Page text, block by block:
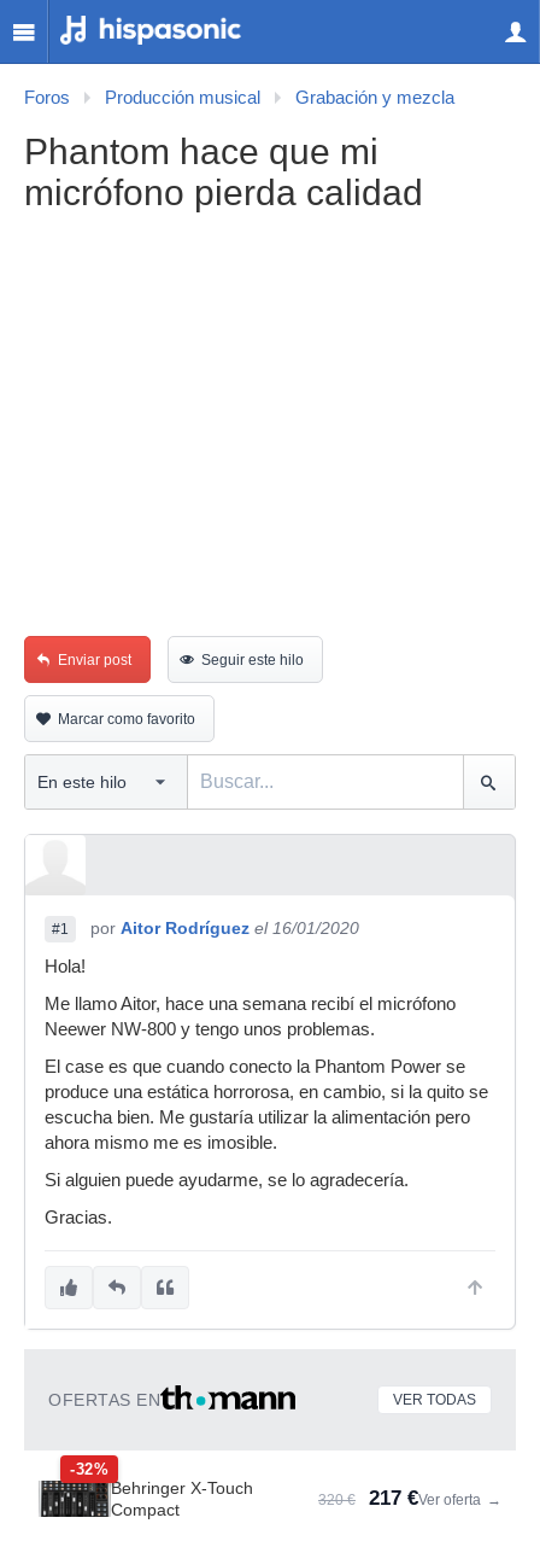
Foros Producción musical Grabación y mezcla
Phantom hace que mi
micrófono pierda calidad
Enviar post Seguir este hilo
Marcar como favorito
#1 por Aitor Rodríguez el 16/01/2020
Hola!
Me llamo Aitor, hace una semana recibí el micrófono
Neewer NW-800 y tengo unos problemas.
El case es que cuando conecto la Phantom Power se
produce una estática horrorosa, en cambio, si la quito se
escucha bien. Me gustaría utilizar la alimentación pero
ahora mismo me es imosible.
Si alguien puede ayudarme, se lo agradecería.
Gracias.
OFERTAS EN VER TODAS
-32%
Behringer X-Touch
Compact
320 € 217 €Ver oferta →